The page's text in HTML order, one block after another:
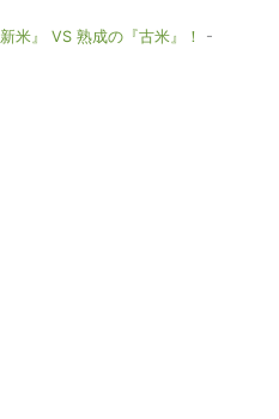
米』 VS 熟成の『古米』！
-